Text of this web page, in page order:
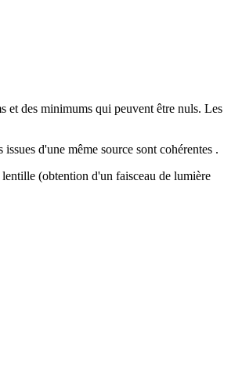
et des minimums qui peuvent être nuls. Les
d'une même source sont cohérentes .
(obtention d'un faisceau de lumière